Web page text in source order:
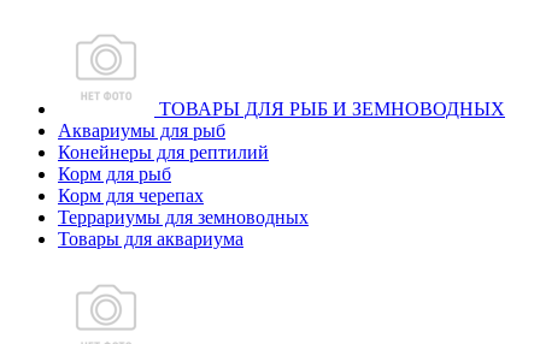
ТОВАРЫ ДЛЯ РЫБ И ЗЕМНОВОДНЫХ
Аквариумы для рыб
Конейнеры для рептилий
Корм для рыб
Корм для черепах
Террариумы для земноводных
Товары для аквариума